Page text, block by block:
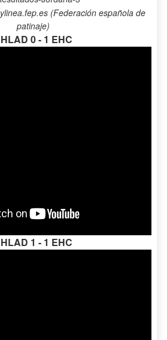
(Federación española de
patinaje)
0 - 1 EHC
1 - 1 EHC